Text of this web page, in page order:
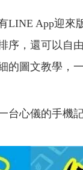
App迎來版
序，還可以自
的圖文教學，
心儀的手機記